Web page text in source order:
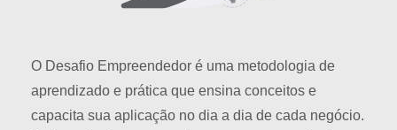
O Desafio Empreendedor é uma metodologia de
aprendizado e prática que ensina conceitos e
capacita sua aplicação no dia a dia de cada negócio.